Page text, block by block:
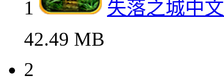
1
失落之城中
42.49 MB
2